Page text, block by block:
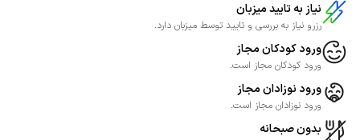
نیاز به تایید میزبان
رزرو نیاز به بررسی و تایید توسط میزبان دارد.
ورود کودکان مجاز
ورود کودکان مجاز است.
ورود نوزادان مجاز
ورود نوزادان مجاز است.
بدون صبحانه